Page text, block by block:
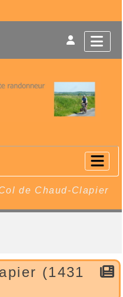
de Chaud-Clapier
(1431